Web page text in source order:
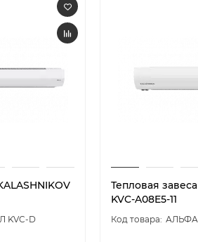
KVC-D
Тепловая
KVC-A08E5-11
АЛЬФА